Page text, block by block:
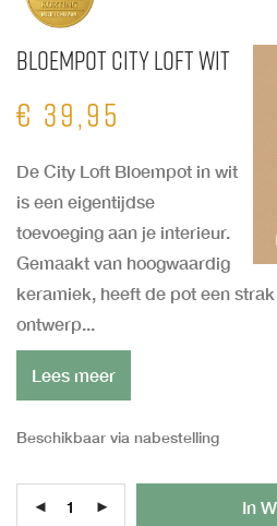
Bloempot City Loft Wit
€ 39,95
De City Loft Bloempot in wit
is een eigentijdse
toevoeging aan je interieur.
Gemaakt van hoogwaardig
keramiek, heeft de pot een
ontwerp...
Lees meer
Beschikbaar via nabestelling
In